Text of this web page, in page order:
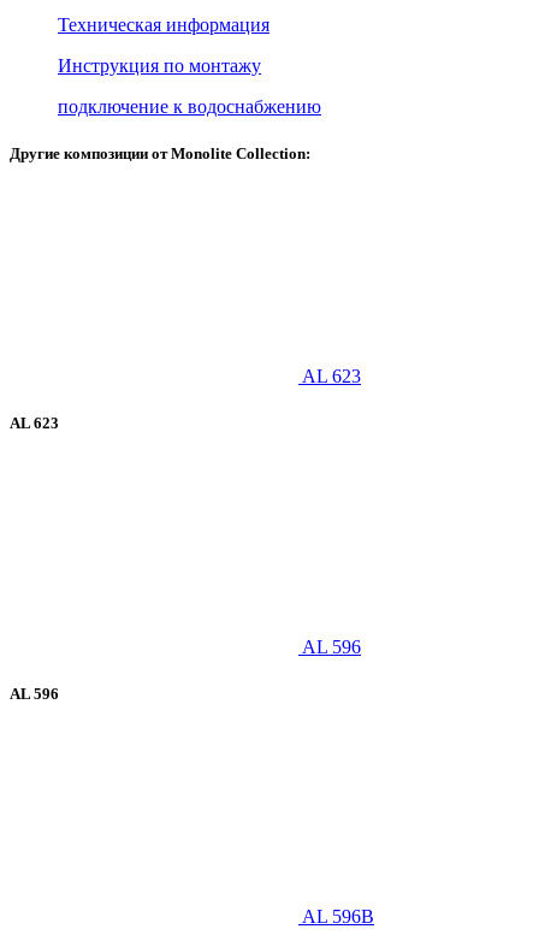
Техническая информация
Инструкция по монтажу
подключение к водоснабжению
Другие композиции от Monolite Collection:
AL 623
AL 623
AL 596
AL 596
AL 596B